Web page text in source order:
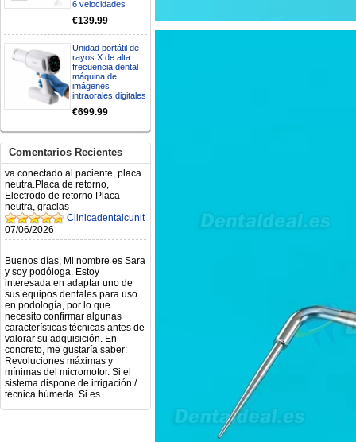
6 velocidades
€139.99
Unidad portátil de
rayos X de alta
frecuencia dental
máquina de
imágenes
intraorales digitales
€699.99
Comentarios Recientes
Mi formulario de pedido: S /
N.2026060712980804 ,
BUENOS DIAS CUANDO
RECIBIRE MI PEDIDO,
GRACIAS
clinicadentalcunit
11/06/2026
Hola buenos días respecto al
tiene una "toma a tierra" lo que
va conectado al paciente, placa
neutra.Placa de retorno,
Electrodo de retorno Placa
neutra, gracias
Clinicadentalcunit
07/06/2026
y soy podóloga. Estoy
interesada en adaptar uno de
sus equipos dentales para uso
en podología, por lo que
necesito confirmar algunas
características técnicas antes de
valorar su adquisición. En
concreto, me gustaría saber:
Revoluciones máximas y
mínimas del micromotor. Si el
sistema dispone de irrigación /
técnica húmeda. Si es
compatible con mango recto